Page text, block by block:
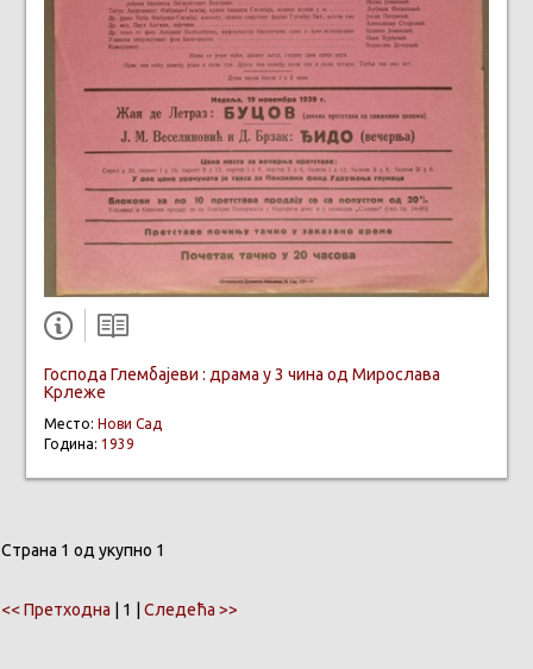
Господа Глембајеви : драма у 3 чина од Мирослава
Крлеже
Место: Нови Сад
Година: 1939
Страна 1 од укупно 1
<< Претходна | 1 | Следећа >>